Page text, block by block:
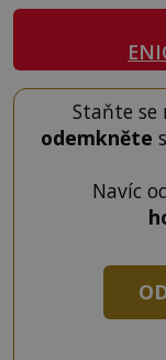
Staňte se
odemkněte
Navíc